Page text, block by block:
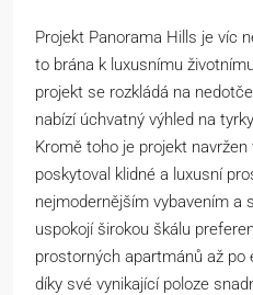
Projekt Panorama Hills je víc
to brána k luxusnímu
projekt se rozkládá na
nabízí úchvatný výhled na
Kromě toho je projekt
poskytoval klidné a luxusní
nejmodernějším vybavením a
uspokojí širokou škálu
prostorných apartmánů až po
díky své vynikající poloze